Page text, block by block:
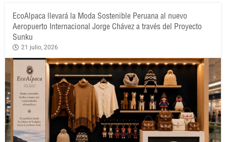
EcoAlpaca llevará la Moda Sostenible Peruana al nuevo
Aeropuerto Internacional Jorge Chávez a través del Proyecto
Sunku
21 julio, 2026